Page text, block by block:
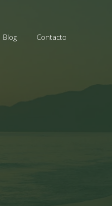
Blog Contacto